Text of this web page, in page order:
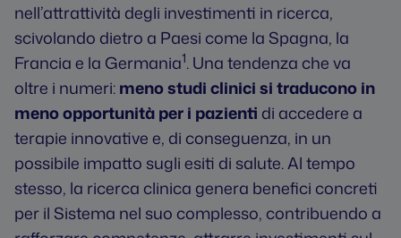
nell’attrattività degli investimenti in ricerca,
scivolando dietro a Paesi come la Spagna, la
Francia e la Germania1. Una tendenza che va
oltre i numeri:meno studi clinici si traducono in
meno opportunità per i pazienti di accedere a
terapie innovative e, di conseguenza, in un
possibile impatto sugli esiti di salute. Al tempo
stesso, la ricerca clinica genera benefici concreti
per il Sistema nel suo complesso, contribuendo a